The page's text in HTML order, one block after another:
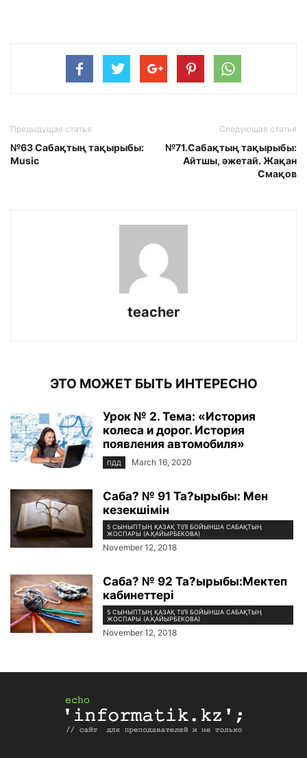
Предыдущая статья
№63 Сабақтың тақырыбы:
Music
Следующая статья
№71.Сабақтың тақырыбы:
Айтшы, әжетай. Жақан
Смақов
teacher
ЭТО МОЖЕТ БЫТЬ ИНТЕРЕСНО
Урок № 2. Тема: «История
колеса и дорог. История
появления автомобиля»
ПДД March 16, 2020
Саба? № 91 Та?ырыбы: Мен
кезекшімін
5 СЫНЫПТЫҢ ҚАЗАҚ ТІЛІ БОЙЫНША САБАҚТЫҢ
ЖОСПАРЫ (А.ҚАЙЫРБЕКОВА)
November 12, 2018
Саба? № 92 Та?ырыбы:Мектеп
кабинеттері
5 СЫНЫПТЫҢ ҚАЗАҚ ТІЛІ БОЙЫНША САБАҚТЫҢ
ЖОСПАРЫ (А.ҚАЙЫРБЕКОВА)
November 12, 2018